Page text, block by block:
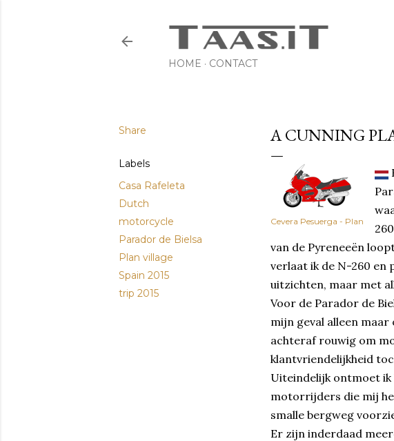
HOME
CONTACT
Share
Labels
Casa Rafeleta
Dutch
motorcycle
Parador de Bielsa
Plan village
Spain 2015
trip 2015
A CUNNING
Cevera Pesuerga - Plan
van de Pyreneeën
verlaat ik de N-260 en
uitzichten, maar met
Voor de Parador de
mijn geval alleen
achteraf rouwig om
klantvriendelijkheid
Uiteindelijk ontmoet ik
motorrijders die mij
smalle bergweg
Er zijn inderdaad